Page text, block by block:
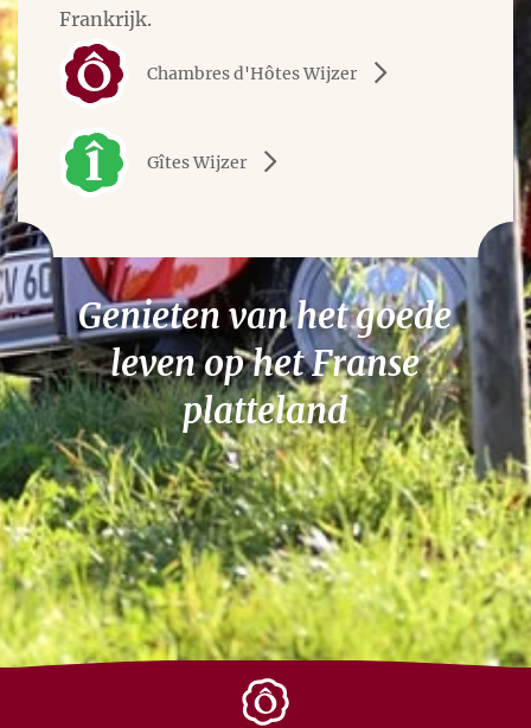
Frankrijk.
Chambres d'Hôtes Wijzer
Gîtes Wijzer
Genieten van het goede
leven op het Franse
platteland